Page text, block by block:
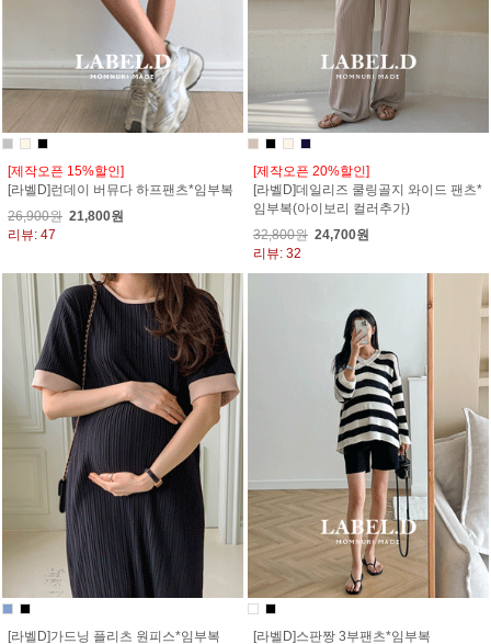
[제작오픈 15%할인]
[라벨D]런데이 버뮤다 하프팬츠*임부복
26,900원 21,800원
리뷰: 47
[제작오픈 20%할인]
[라벨D]데일리즈 쿨링골지 와이드 팬츠*
임부복(아이보리 컬러추가)
32,800원 24,700원
리뷰: 32
[라벨D]가드닝 플리츠 원피스*임부복
[라벨D]스판짱 3부팬츠*임부복